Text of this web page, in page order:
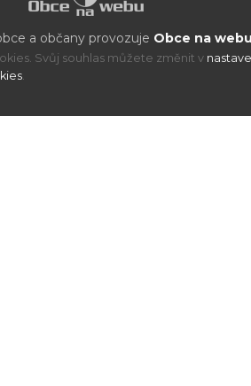
a občany provozuje Obce na
Svůj souhlas můžete změnit v